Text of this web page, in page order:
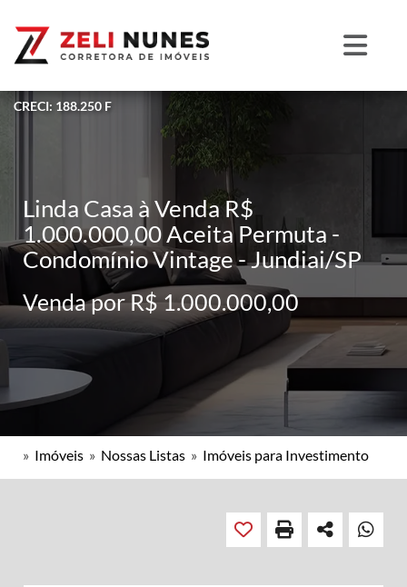
CRECI: 188.250 F
Linda Casa à Venda R$
1.000.000,00 Aceita Permuta -
Condomínio Vintage - Jundiai/SP
Venda por R$ 1.000.000,00
» Imóveis » Nossas Listas » Imóveis para Investimento